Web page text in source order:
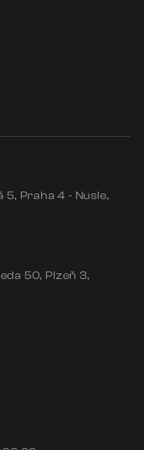
5 Praha 4 - Nusle
50 Plzeň 3